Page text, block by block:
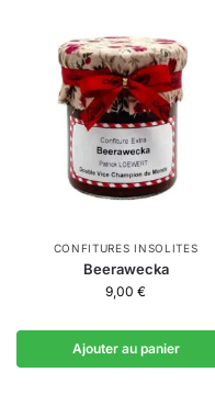
CONFITURES INSOLITES
Beerawecka
9,00 €
Ajouter au panier